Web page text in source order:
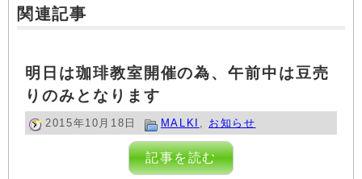
関連記事
明日は珈琲教室開催の為、午前中は豆売
りのみとなります
2015年10月18日 MALKI お知らせ
記事を読む